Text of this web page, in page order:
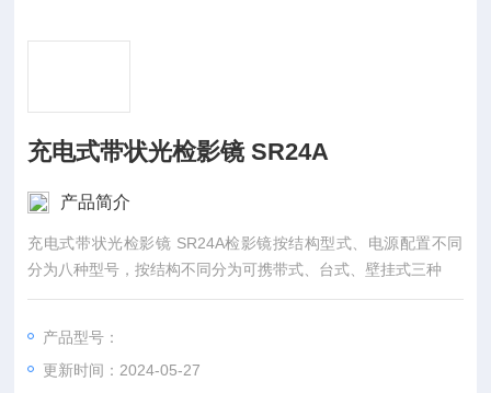
充电式带状光检影镜 SR24A
产品简介
充电式带状光检影镜 SR24A检影镜按结构型式、电源配置不同
分为八种型号，按结构不同分为可携带式、台式、壁挂式三种
产品型号：
更新时间：2024-05-27